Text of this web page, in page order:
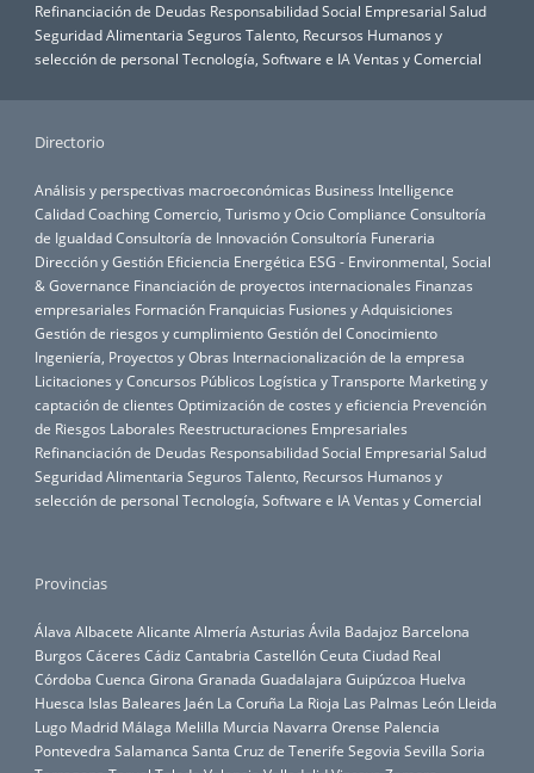
Refinanciación de Deudas Responsabilidad Social Empresarial Salud
Seguridad Alimentaria Seguros Talento, Recursos Humanos y
selección de personal Tecnología, Software e IA Ventas y Comercial
Directorio
Análisis y perspectivas macroeconómicas Business Intelligence
CalidadCoachingComercio, Turismo y OcioCompliance Consultoría
de IgualdadConsultoría de InnovaciónConsultoría Funeraria
Dirección y Gestión Eficiencia Energética ESG - Environmental, Social
& Governance Financiación de proyectos internacionales Finanzas
empresariales Formación Franquicias Fusiones y Adquisiciones
Gestión de riesgos y cumplimientoGestión del Conocimiento
Ingeniería, Proyectos y Obras Internacionalización de la empresa
Licitaciones y Concursos Públicos Logística y Transporte Marketing y
captación de clientes Optimización de costes y eficiencia Prevención
de Riesgos Laborales Reestructuraciones Empresariales
Refinanciación de Deudas Responsabilidad Social Empresarial Salud
Seguridad Alimentaria Seguros Talento, Recursos Humanos y
selección de personal Tecnología, Software e IA Ventas y Comercial
Provincias
Álava Albacete Alicante Almería Asturias Ávila Badajoz Barcelona
Burgos Cáceres Cádiz Cantabria CastellónCeuta Ciudad Real
Córdoba Cuenca Girona Granada Guadalajara Guipúzcoa Huelva
Huesca Islas Baleares Jaén La Coruña La Rioja Las Palmas León Lleida
Lugo Madrid Málaga Melilla Murcia Navarra Orense Palencia
Pontevedra Salamanca Santa Cruz de Tenerife Segovia Sevilla Soria